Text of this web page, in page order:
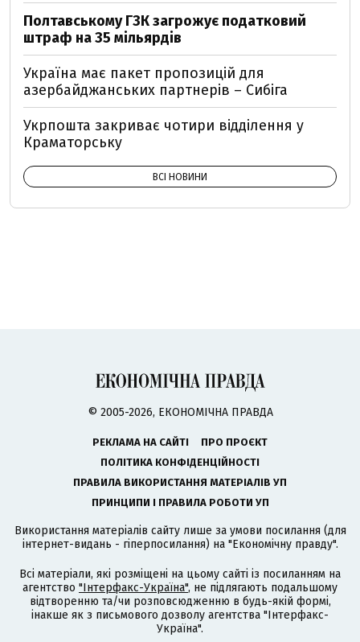
Полтавському ГЗК загрожує податковий
штраф на 35 мільярдів
Україна має пакет пропозицій для
азербайджанських партнерів – Сибіга
Укрпошта закриває чотири відділення у
Краматорську
ВСІ НОВИНИ
© 2005-2026, ЕКОНОМІЧНА ПРАВДА
РЕКЛАМА НА САЙТІ
ПРО ПРОЄКТ
ПОЛІТИКА КОНФІДЕНЦІЙНОСТІ
ПРАВИЛА ВИКОРИСТАННЯ МАТЕРІАЛІВ УП
ПРИНЦИПИ І ПРАВИЛА РОБОТИ УП
Використання матеріалів сайту лише за умови посилання (для
інтернет-видань - гіперпосилання) на "Економічну правду".
Всі матеріали, які розміщені на цьому сайті із посиланням на
агентство "Інтерфакс-Україна", не підлягають подальшому
відтворенню та/чи розповсюдженню в будь-якій формі,
інакше як з письмового дозволу агентства "Інтерфакс-
Україна".